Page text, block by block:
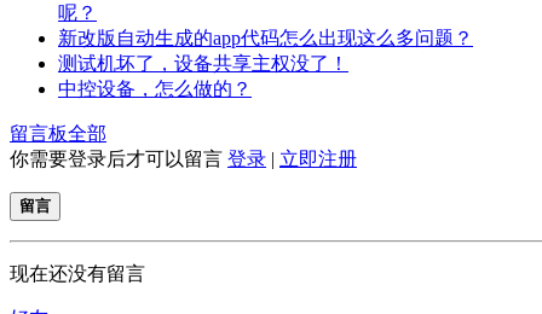
呢？
新改版自动生成的app代码怎么出现这么多问题？
测试机坏了，设备共享主权没了！
中控设备，怎么做的？
留言板全部
你需要登录后才可以留言 登录 | 立即注册
留言
现在还没有留言